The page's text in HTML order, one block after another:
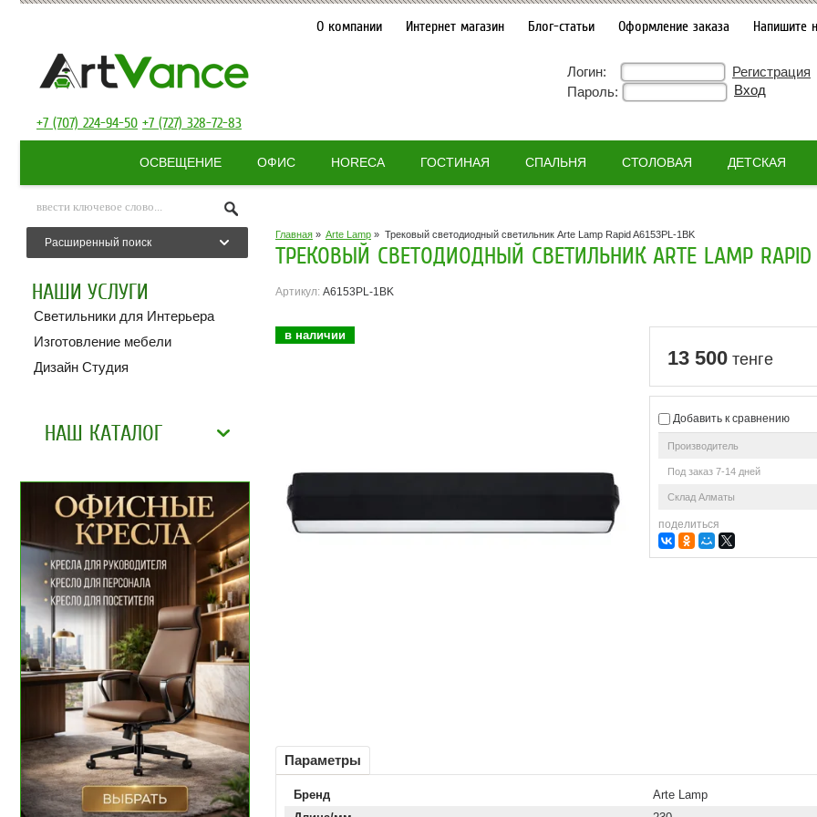
О компании Интернет магазин Блог-статьи Оформление заказа Напишите
Логин: Регистрация
Пароль:
+7 (707) 224-94-50 +7 (727) 328-72-83
ОСВЕЩЕНИЕ ОФИС HORECA ГОСТИНАЯ СПАЛЬНЯ СТОЛОВАЯ ДЕТСКАЯ
Расширенный поиск
НАШИ УСЛУГИ
Светильники для Интерьера
Изготовление мебели
Дизайн Студия
НАШ КАТАЛОГ
Главная » Arte Lamp » Трековый светодиодный светильник Arte Lamp Rapid A6153PL-1BK
ТРЕКОВЫЙ СВЕТОДИОДНЫЙ СВЕТИЛЬНИК ARTE LAMP RAPID
Артикул: A6153PL-1BK
в наличии
13 500 тенге
Добавить к сравнению
Производитель
Под заказ 7-14 дней
Склад Алматы
поделиться
Параметры
Бренд
Arte Lamp